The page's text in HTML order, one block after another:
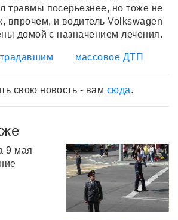
травмы посерьезнее, но тоже не
впрочем, и водитель Volkswagen
домой с назначением лечения.
массовое ДТП
свою новость - вам сюда.
9 мая